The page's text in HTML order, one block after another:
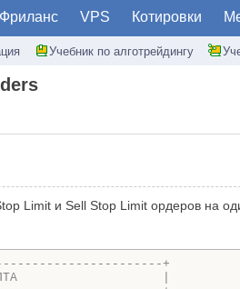
Фриланс VPS Котировки
Учебник по алготрейдингу
Limit и Sell Stop Limit ордеров на
+
|